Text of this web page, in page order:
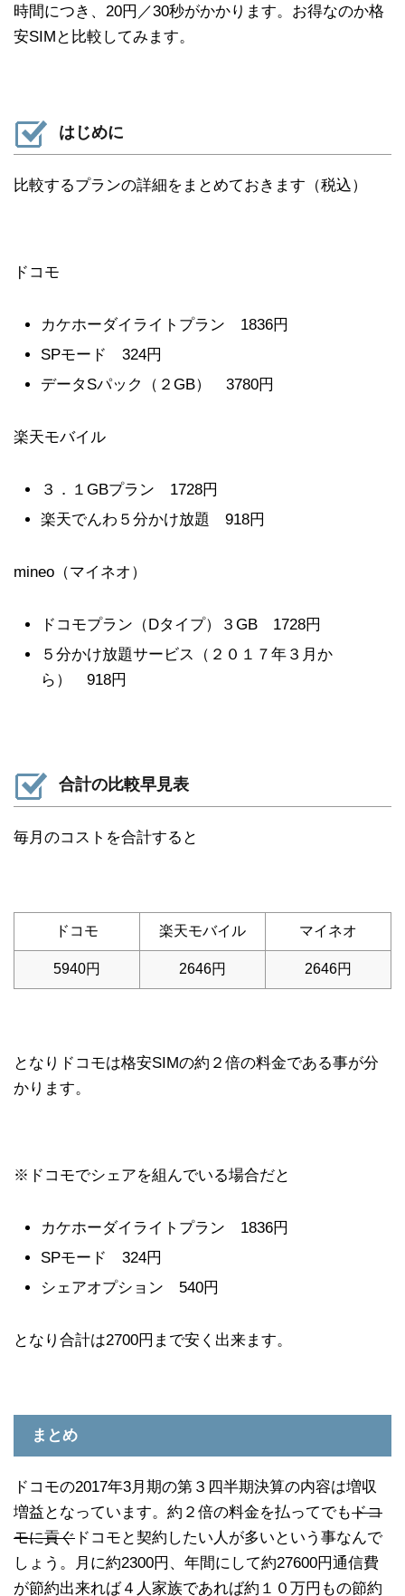
時間につき、20円／30秒がかかります。お得なのか格
安SIMと比較してみます。
はじめに
比較するプランの詳細をまとめておきます（税込）
ドコモ
カケホーダイライトプラン 1836円
SPモード 324円
データSパック（２GB） 3780円
楽天モバイル
３．１GBプラン 1728円
楽天でんわ５分かけ放題 918円
mineo（マイネオ）
ドコモプラン（Dタイプ）３GB 1728円
５分かけ放題サービス（２０１７年３月か
ら） 918円
合計の比較早見表
毎月のコストを合計すると
ドコモ 楽天モバイル マイネオ
5940円 2646円 2646円
となりドコモは格安SIMの約２倍の料金である事が分
かります。
※ドコモでシェアを組んでいる場合だと
カケホーダイライトプラン 1836円
SPモード 324円
シェアオプション 540円
となり合計は2700円まで安く出来ます。
まとめ
ドコモの2017年3月期の第３四半期決算の内容は増収
増益となっています。約２倍の料金を払ってでもドコ
モに貢ぐ ドコモと契約したい人が多いという事なんで
しょう。月に約2300円、年間にして約27600円通信費
が節約出来れば４人家族であれば約１０万円もの節約